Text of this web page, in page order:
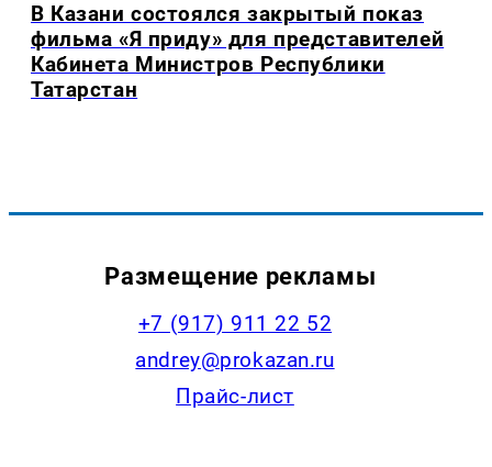
В Казани состоялся закрытый показ
фильма «Я приду» для представителей
Кабинета Министров Республики
Татарстан
Размещение рекламы
+7 (917) 911 22 52
andrey@prokazan.ru
Прайс-лист